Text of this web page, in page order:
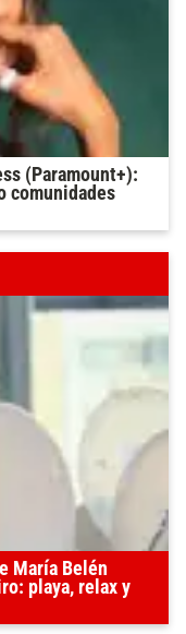
(Paramount+):
comunidades
María Belén
playa, relax y